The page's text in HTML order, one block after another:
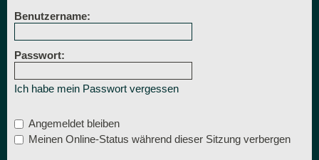
Benutzername:
Passwort:
Ich habe mein Passwort vergessen
Angemeldet bleiben
Meinen Online-Status während dieser Sitzung verbergen